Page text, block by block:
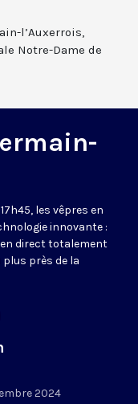
l’Auxerrois,
Notre-Dame de
les vêpres en
innovante :
direct totalement
près de la
2024